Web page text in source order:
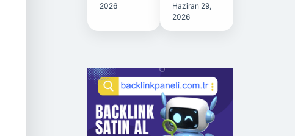
2026
Haziran 29,
2026